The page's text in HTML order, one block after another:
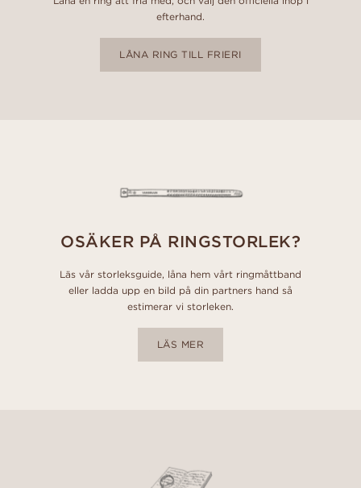
efterhand.
LÅNA RING TILL FRIERI
OSÄKER PÅ RINGSTORLEK?
Läs vår storleksguide, låna hem vårt ringmåttband
eller ladda upp en bild på din partners hand så
estimerar vi storleken.
LÄS MER